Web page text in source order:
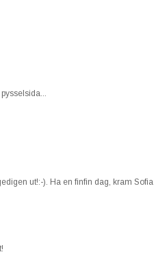
ut!:-). Ha en finfin dag, kram Sofia